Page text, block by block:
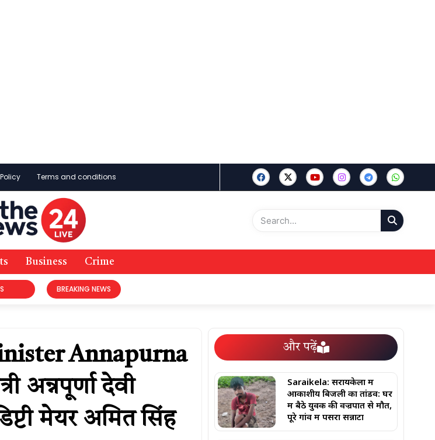
Terms and conditions
Business Crime
BREAKING NEWS
Annapurna
अन्नपूर्णा देवी
मेयर अमित सिंह
और पढ़ें
Saraikela: सरायकेला में
आकाशीय बिजली का तांडव: घर
में बैठे युवक की वज्रपात से मौत,
पूरे गांव में पसरा सन्नाटा